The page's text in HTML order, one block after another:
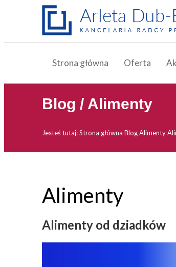
Strona główna Oferta
Blog / Alimenty
Jesteś tutaj:Strona główna BlogAlimenty
Alimenty
Alimenty od dziadków